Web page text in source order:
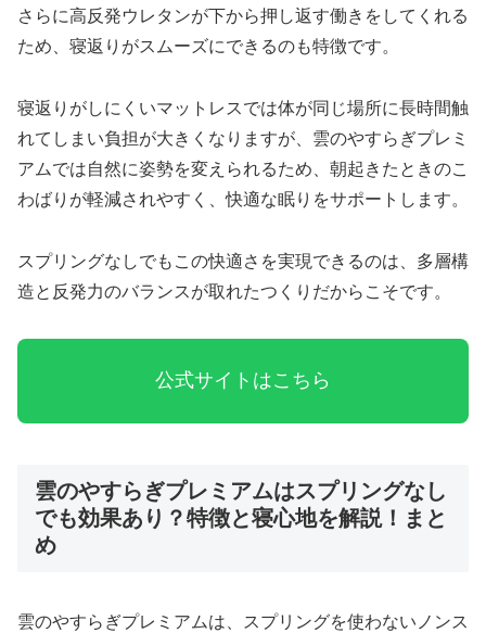
さらに高反発ウレタンが下から押し返す働きをしてくれる
ため、寝返りがスムーズにできるのも特徴です。
寝返りがしにくいマットレスでは体が同じ場所に長時間触
れてしまい負担が大きくなりますが、雲のやすらぎプレミ
アムでは自然に姿勢を変えられるため、朝起きたときのこ
わばりが軽減されやすく、快適な眠りをサポートします。
スプリングなしでもこの快適さを実現できるのは、多層構
造と反発力のバランスが取れたつくりだからこそです。
公式サイトはこちら
雲のやすらぎプレミアムはスプリングなし
でも効果あり？特徴と寝心地を解説！まと
め
雲のやすらぎプレミアムは、スプリングを使わないノンス